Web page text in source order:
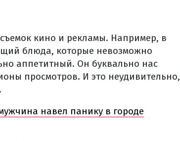
кино и рекламы. Например, в
блюда, которые невозможно
аппетитный. Он буквально нас
просмотров. И это неудивительно,
навел панику в городе